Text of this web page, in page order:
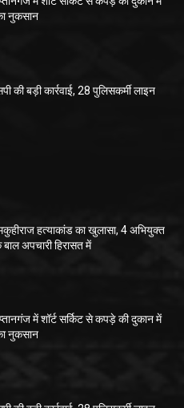
नुकसान
की बड़ी कार्रवाई, 28 पुलिसकर्मी लाइन
हत्याकांड का खुलासा, 4 अभियुक्त
बाल अपचारी हिरासत में
में शॉर्ट सर्किट से कपड़े की दुकान में
नुकसान